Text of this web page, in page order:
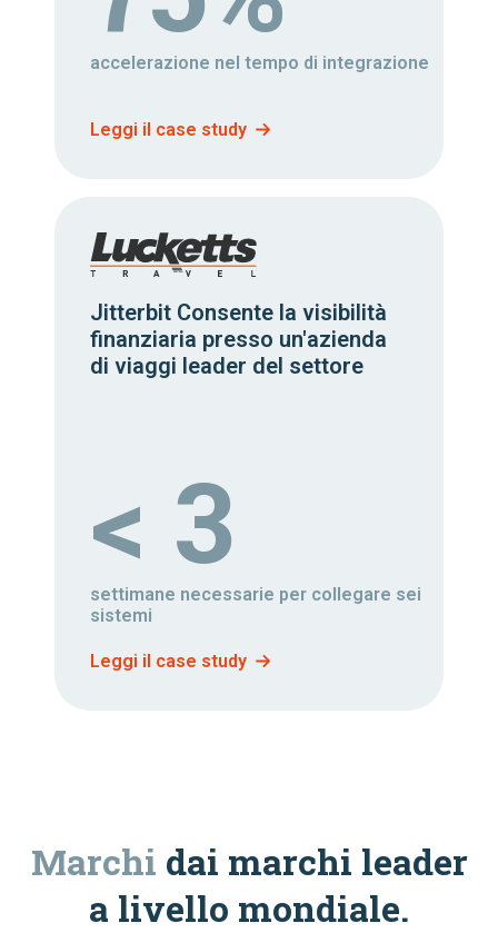
accelerazione nel tempo di integrazione
Leggi il case study
Jitterbit Consente la visibilità
finanziaria presso un'azienda
di viaggi leader del settore
< 3
settimane necessarie per collegare sei
sistemi
Leggi il case study
Marchi dai marchi leader
a livello mondiale.